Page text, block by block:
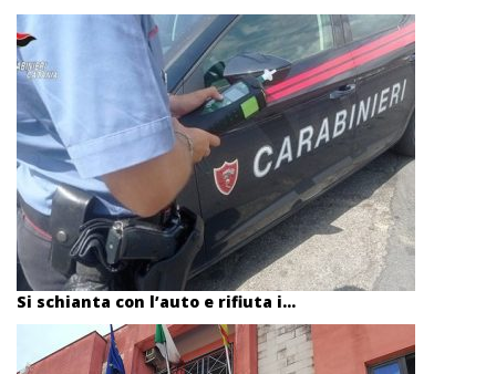
Si schianta con l’auto e rifiuta i...